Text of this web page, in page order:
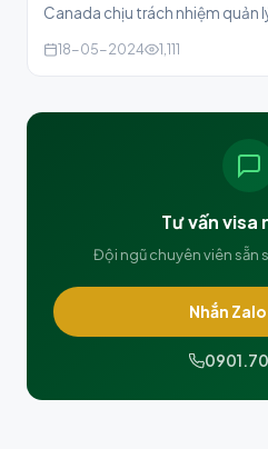
Canada chịu trách nhiệm quản lý
18-05-2024 1,111
Tư vấn visa
Đội ngũ chuyên viên sẵn
Nhắn